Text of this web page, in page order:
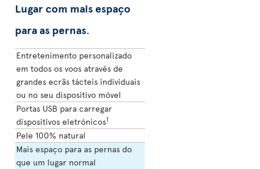
Lugar com mais espaço
para as pernas.
Entretenimento personalizado
em todos os voos através de
grandes ecrãs tácteis individuais
ou no seu dispositivo móvel
Portas USB para carregar
dispositivos eletrónicos1
Pele 100% natural
Mais espaço para as pernas do
que um lugar normal